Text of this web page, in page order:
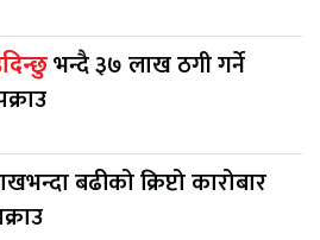
भन्दै ३७ लाख ठगी गर्ने
बढीको क्रिप्टो कारोबार